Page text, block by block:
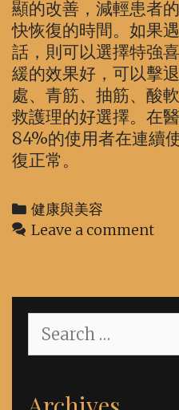
顯的改善，減輕患者
快恢復的時間。如果
話，則可以選擇特強
緩的效果好，可以擊
處、青筋、抽筋、酸
救護理的好選擇。在
84%的使用者在連續
復正常。
Categories
健康與美容
Leave a comment
for: